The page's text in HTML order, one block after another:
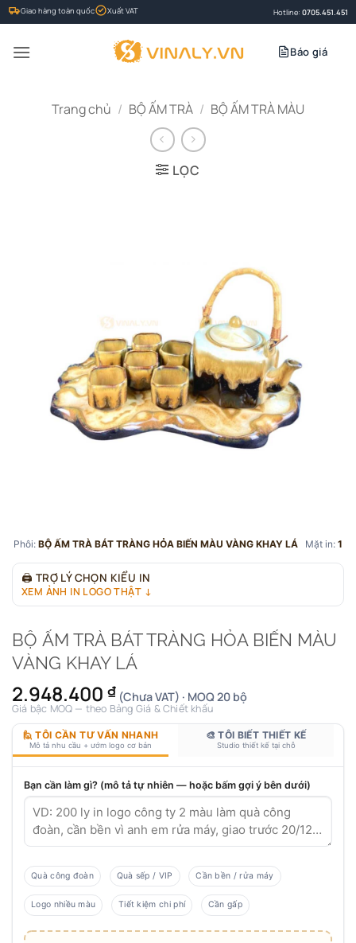
Bỏ
qua
nội
Giao hàng toàn quốc Xuất VAT Hotline: 0705.451.451
Báo giá
Trang chủ / BỘ ẤM TRÀ / BỘ ẤM TRÀ MÀU
LỌC
Phôi: BỘ ẤM TRÀ BÁT TRÀNG HỎA BIẾN MÀU VÀNG KHAY LÁ Mặt in: 1
🖨 TRỢ LÝ CHỌN KIỂU IN
XEM ẢNH IN LOGO THẬT ↓
BỘ ẤM TRÀ BÁT TRÀNG HỎA BIẾN MÀU
VÀNG KHAY LÁ
2.948.400 ₫ (Chưa VAT) · MOQ 20 bộ
Giá bậc MOQ — theo Bảng Giá & Chiết khấu
🙋 TÔI CẦN TƯ VẤN NHANH
Mô tả nhu cầu + ướm logo cơ bản
🎨 TÔI BIẾT THIẾT KẾ
Studio thiết kế tại chỗ
Bạn cần làm gì? (mô tả tự nhiên — hoặc bấm gợi ý bên dưới)
Quà công đoàn Quà sếp / VIP Cần bền / rửa máy
Logo nhiều màu Tiết kiệm chi phí Cần gấp